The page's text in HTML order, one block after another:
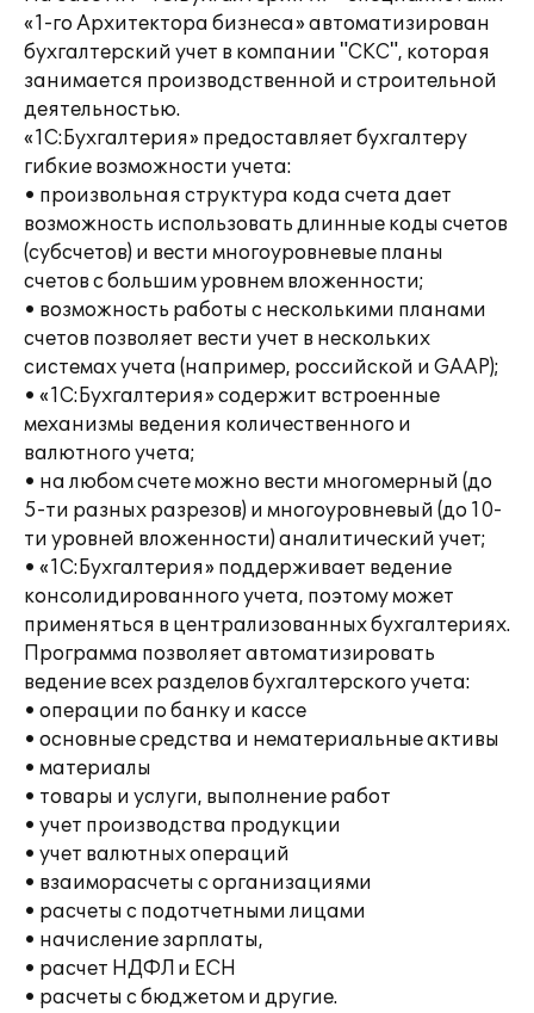
«1-го Архитектора бизнеса» автоматизирован
бухгалтерский учет в компании "СКС", которая
занимается производственной и строительной
деятельностью.
«1С:Бухгалтерия» предоставляет бухгалтеру
гибкие возможности учета:
• произвольная структура кода счета дает
возможность использовать длинные коды счетов
(субсчетов) и вести многоуровневые планы
счетов с большим уровнем вложенности;
• возможность работы с несколькими планами
счетов позволяет вести учет в нескольких
системах учета (например, российской и GAAP);
• «1С:Бухгалтерия» содержит встроенные
механизмы ведения количественного и
валютного учета;
• на любом счете можно вести многомерный (до
5-ти разных разрезов) и многоуровневый (до 10-
ти уровней вложенности) аналитический учет;
• «1С:Бухгалтерия» поддерживает ведение
консолидированного учета, поэтому может
применяться в централизованных бухгалтериях.
Программа позволяет автоматизировать
ведение всех разделов бухгалтерского учета:
• операции по банку и кассе
• основные средства и нематериальные активы
• материалы
• товары и услуги, выполнение работ
• учет производства продукции
• учет валютных операций
• взаиморасчеты с организациями
• расчеты с подотчетными лицами
• начисление зарплаты,
• расчет НДФЛ и ЕСН
• расчеты с бюджетом и другие.